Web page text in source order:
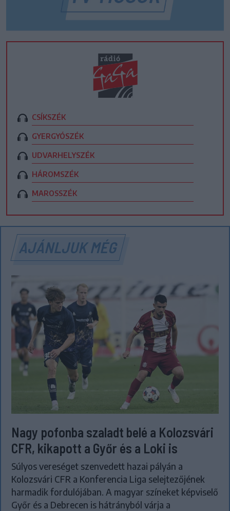
CSÍKSZÉK
GYERGYÓSZÉK
UDVARHELYSZÉK
HÁROMSZÉK
MAROSSZÉK
AJÁNLJUK MÉG
Nagy pofonba szaladt belé a Kolozsvári
CFR, kikapott a Győr és a Loki is
Súlyos vereséget szenvedett hazai pályán a
Kolozsvári CFR a Konferencia Liga selejtezőjének
harmadik fordulójában. A magyar színeket képviselő
Győr és a Debrecen is hátrányból várja a